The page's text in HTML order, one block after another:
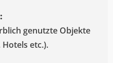
genutzte Objekte
etc.).